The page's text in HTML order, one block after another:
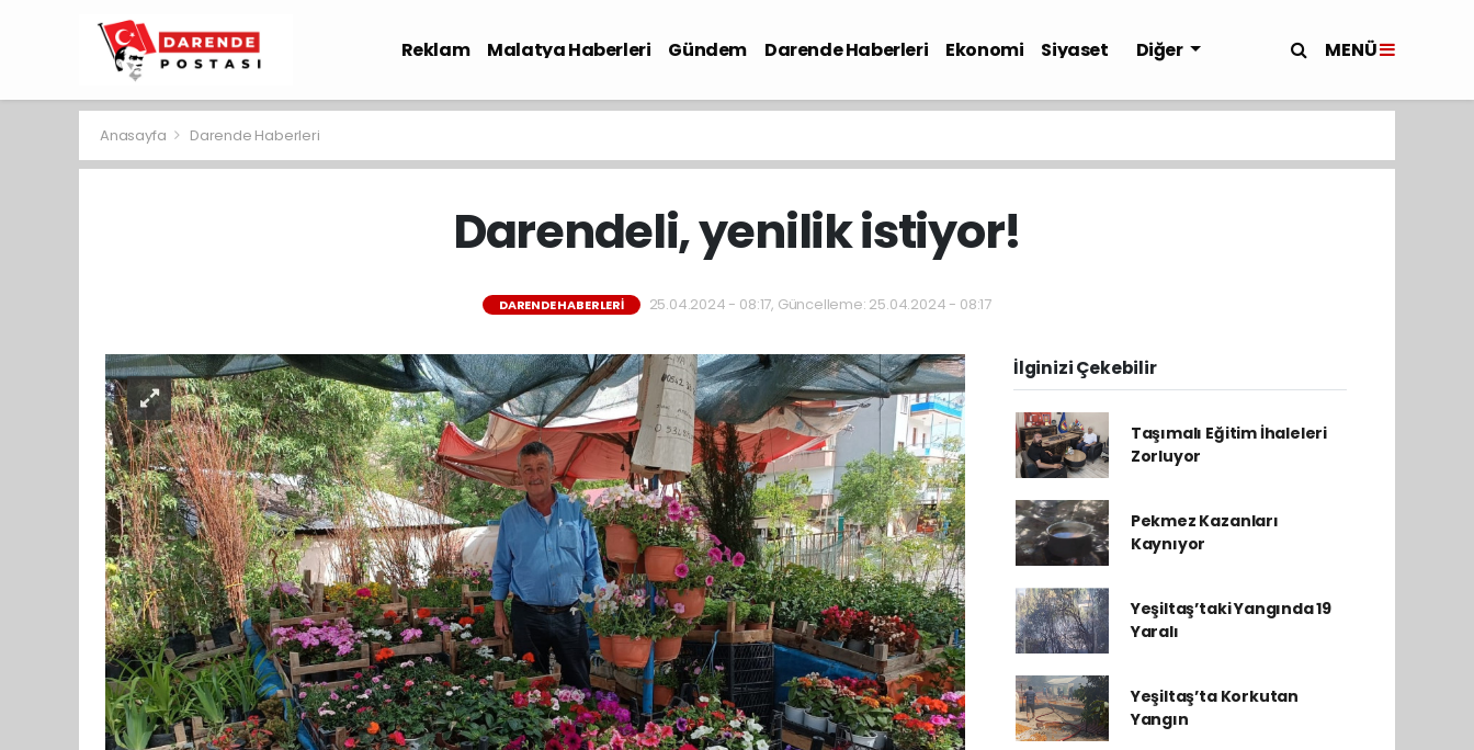
Reklam Malatya Haberleri Gündem Darende Haberleri Ekonomi
Siyaset
Diğer MENÜ
Anasayfa Darende Haberleri
Darendeli, yenilik istiyor!
DARENDE HABERLERI 25.04.2024 - 08:17, Güncelleme: 25.04.2024 - 08:17
İlginizi Çekebilir
Taşımalı Eğitim İhaleleri
Zorluyor
Pekmez Kazanları
Kaynıyor
Yeşiltaş’taki Yangında 19
Yaralı
Yeşiltaş’ta Korkutan
Yangın